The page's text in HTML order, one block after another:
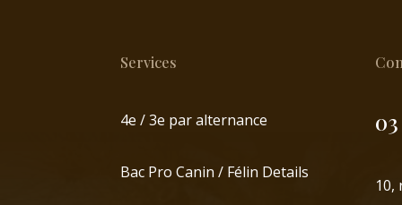
Services
4e / 3e par alternance
Bac Pro Canin / Félin Details
10,